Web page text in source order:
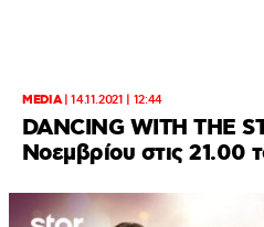
MEDIA|14.11.2021 | 12:44
DANCING WITH THE
Νοεμβρίου στις 21.00